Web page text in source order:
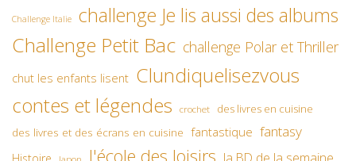
Challenge Italie challenge Je lis aussi des albums
Challenge Petit Bac challenge Polar et Thriller
chut les enfants lisent Clundiquelisezvous
contes et légendes
crochet
des livres en cuisine
des livres et des écrans en cuisine fantastique fantasy
Histoire Japon l'école des loisirs